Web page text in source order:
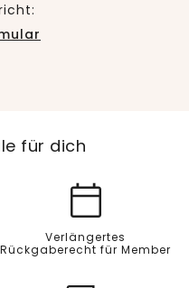
für dich
Verlängertes
Rückgaberecht für Member